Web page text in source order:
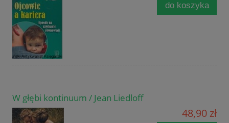
do koszyka
W głębi kontinuum / Jean Liedloff
48,90 zł